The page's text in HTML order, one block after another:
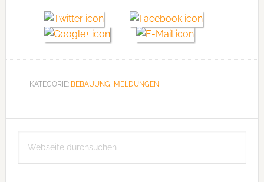
KATEGORIE: BEBAUUNG, MELDUNGEN
Seitenspalte
durchsuchen